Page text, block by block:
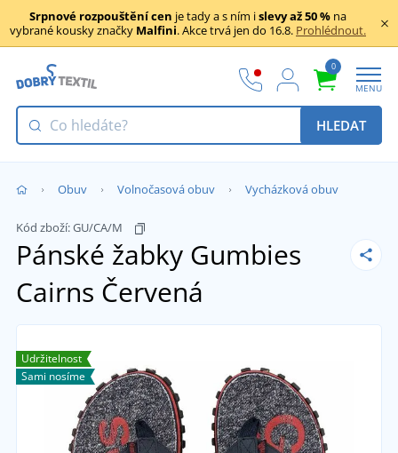
Srpnové rozpouštění cen je tady a s ním islevy až 50 % na
vybrané kousky značky Malfini. Akce trvá jen do 16.8. Prohlédnout.
0
MENU
HLEDAT
Obuv Volnočasová obuv Vycházková obuv
Kód zboží:GU/CA/M
Pánské žabky Gumbies
Cairns Červená
Udržitelnost
Sami nosíme